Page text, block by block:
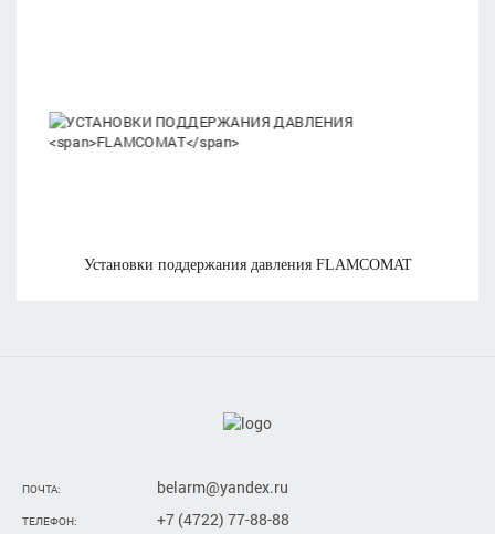
установки поддержания давления FLAMCOMAT
ПОЧТА: belarm@yandex.ru
ТЕЛЕФОН:
+7 (4722) 77-88-88